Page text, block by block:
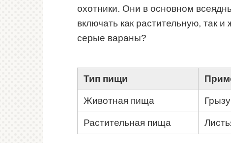
охотники. Они в основном
включать как растительную, так
серые вараны?
Тип пищи
Животная пища
Растительная пища